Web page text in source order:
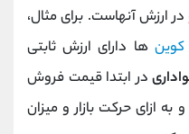
ارزش آنهاست. برای مثال،
کوین‌ ها دارای ارزش ثابتی
در ابتدا قیمت فروش
ازای حرکت بازار و میزان